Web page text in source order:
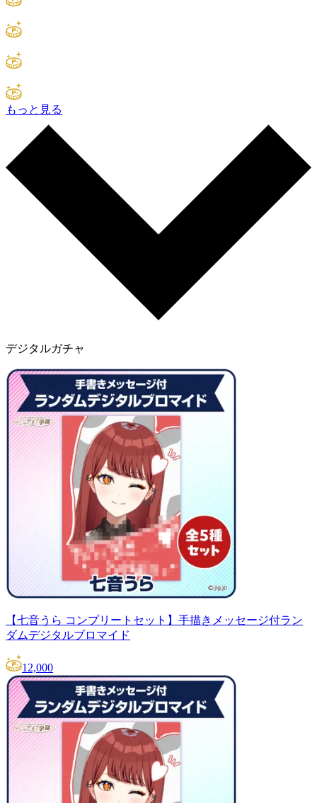
もっと見る
デジタルガチャ
【七音うら コンプリートセット】手描きメッセージ付ラン
ダムデジタルブロマイド
12,000